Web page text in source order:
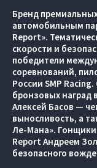
Бренд
автомобильным
Report».
скорости и
победители
соревнований,
России SMP
бронзовых наград
Алексей Басов —
выносливость, а
Ле-Мана». Гонщики
Report Андреем
безопасного